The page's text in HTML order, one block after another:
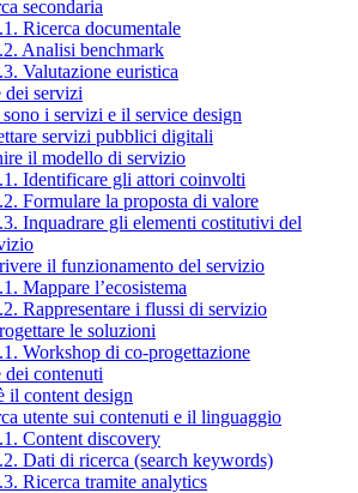
secondaria
Ricerca documentale
Analisi benchmark
Valutazione euristica
dei servizi
sono i servizi e il service design
servizi pubblici digitali
il modello di servizio
Identificare gli attori coinvolti
Formulare la proposta di valore
Inquadrare gli elementi costitutivi del
il funzionamento del servizio
Mappare l’ecosistema
Rappresentare i flussi di servizio
le soluzioni
Workshop di co-progettazione
dei contenuti
il content design
utente sui contenuti e il linguaggio
Content discovery
Dati di ricerca (search keywords)
Ricerca tramite analytics